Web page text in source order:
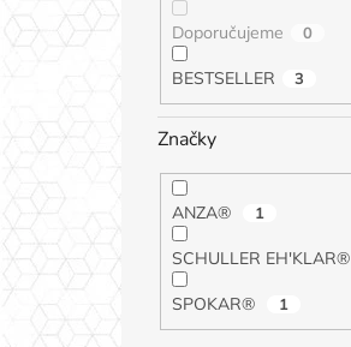
Doporučujeme 0
BESTSELLER 3
Značky
ANZA® 1
SCHULLER EH'KLAR®
SPOKAR® 1